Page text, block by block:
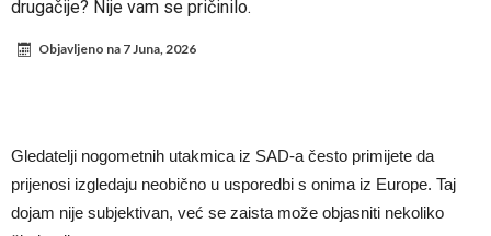
drugačije? Nije vam se pričinilo.
Objavljeno na 7 Juna, 2026
Gledatelji nogometnih utakmica iz SAD-a često primijete da
prijenosi izgledaju neobično u usporedbi s onima iz Europe. Taj
dojam nije subjektivan, već se zaista može objasniti nekoliko